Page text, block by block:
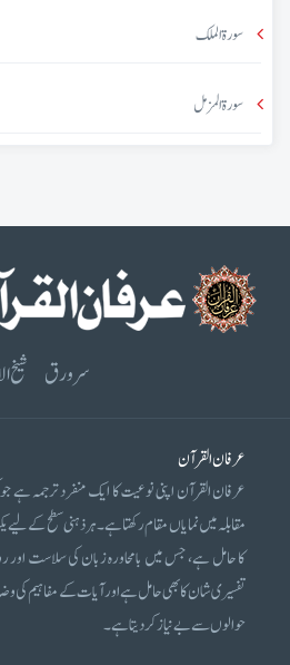
سورۃ الملک
سورۃ المزمل
سرورق شیخ
عرفان القرآن
عرفان القرآن اپنی نوعیت کا ایک منفرد ترجمہ ہے
مقابلہ میں نمایاں مقام رکھتا ہے۔ ہر ذہنی سطح کے
کا حامل ہے، جس میں بامحاورہ زبان کی سلاست اور
تفسیری شان کا بھی حامل ہے اور آیات کے مفاہیم
حوالوں سے بے نیاز کر دیتا ہے۔